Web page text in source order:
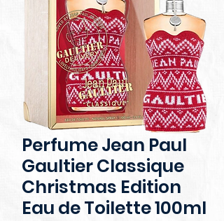
Perfume Jean Paul
Gaultier Classique
Christmas Edition
Eau de Toilette 100ml